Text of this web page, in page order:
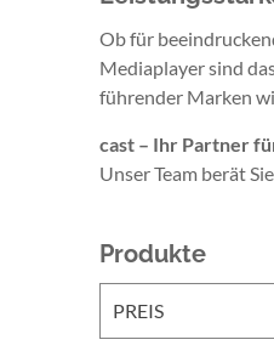
Ob für
Mediaplayer sind
führender Marken
cast – Ihr Partner
Unser Team berät
Produkte
PREIS